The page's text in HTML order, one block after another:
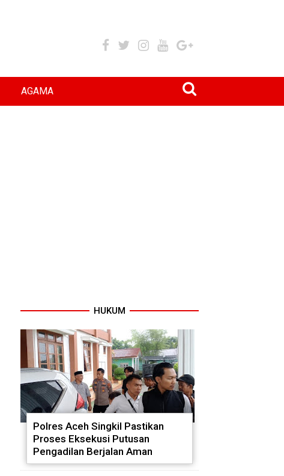
AGAMA
HUKUM
Polres Aceh Singkil Pastikan
Proses Eksekusi Putusan
Pengadilan Berjalan Aman